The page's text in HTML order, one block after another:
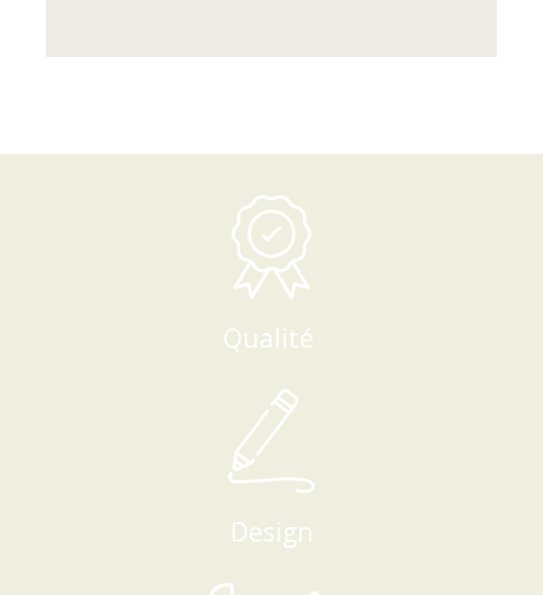
Qualité
Design